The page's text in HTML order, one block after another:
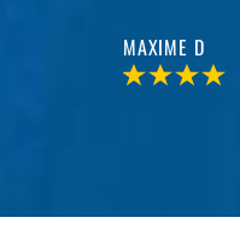
MAXIME D